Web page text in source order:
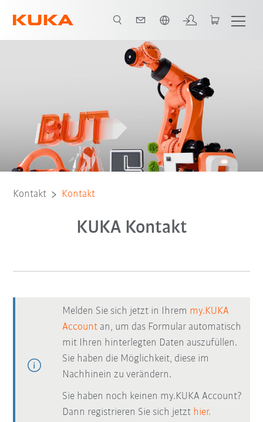
Kontakt Kontakt
KUKA Kontakt
Melden Sie sich jetzt in Ihrem my.KUKA
Account an, um das Formular automatisch
mit Ihren hinterlegten Daten auszufüllen.
Sie haben die Möglichkeit, diese im
Nachhinein zu verändern.
Sie haben noch keinen my.KUKA Account?
Dann registrieren Sie sich jetzt hier.